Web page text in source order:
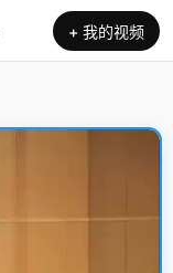
+ 我的视频